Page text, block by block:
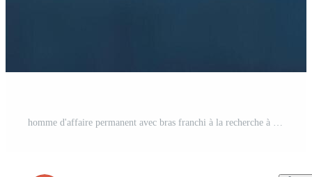
homme d'affaire permanent avec bras franchi à la recherche à le montagnes Photo Pro